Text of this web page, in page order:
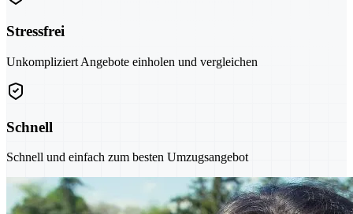
Stressfrei
Unkompliziert Angebote einholen und vergleichen
Schnell
Schnell und einfach zum besten Umzugsangebot